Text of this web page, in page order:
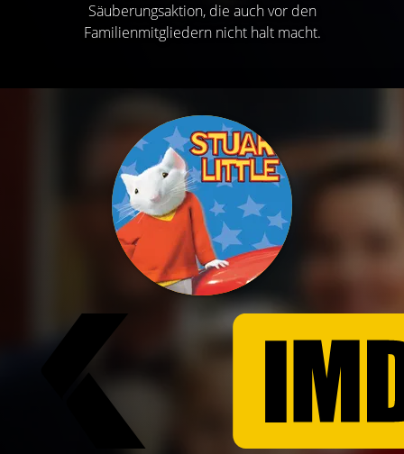
Säuberungsaktion, die auch vor den
Familienmitgliedern nicht halt macht.